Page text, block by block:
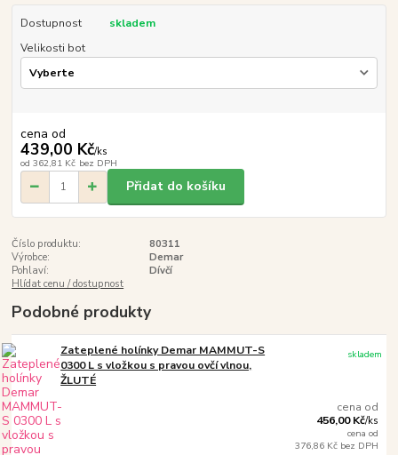
Dostupnost
skladem
Velikosti bot
cena od
439,00 Kč/ks
od 362,81 Kč bez DPH
Přidat do košíku
Číslo produktu:
80311
Výrobce:
Demar
Pohlaví:
Dívčí
Hlídat cenu / dostupnost
Podobné produkty
Zateplené holínky Demar MAMMUT-S
0300 L s vložkou s pravou ovčí vlnou,
ŽLUTÉ
cena od
456,00 Kč/ks
cena od
376,86 Kč bez DPH
skladem